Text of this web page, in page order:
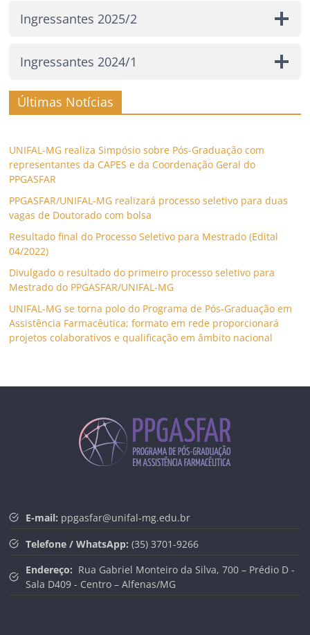
Ingressantes 2025/2
Ingressantes 2024/1
Últimas Notícias
UNIFAL-MG realiza Simpósio sobre Pós-Graduação com
representantes da CAPES e da Coordenação Geral do
PPGASFAR
PPGASFAR/UNIFAL-MG realizará processo seletivo para duas
vagas de Doutorado com bolsa
Resultado final do Processo Seletivo para Mestrado (Edital
04/2022)
Divulgado o resultado do primeiro processo seletivo para
Mestrado do PPGASFAR/UNIFAL-MG
UNIFAL-MG se torna polo do Programa de Pós-Graduação em
Assistência Farmacêutica; formato em rede proporcionará
projetos colaborativos e qualificação em âmbito nacional
E-mail: ppgasfar@unifal-mg.edu.br
Telefone / WhatsApp:(35) 3701-9266
Endereço: Rua Gabriel Monteiro da Silva, 700 – Prédio D -
Sala D409 - Centro – Alfenas/MG